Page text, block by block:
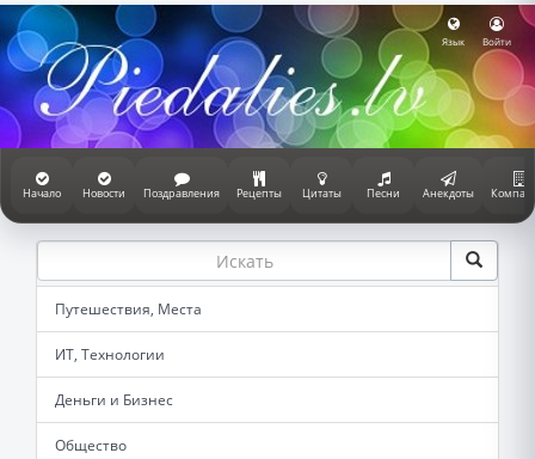
Язык Войти
Начало Новости Поздравления Рецепты Цитаты Песни Анекдоты
Путешествия, Места
ИТ, Технологии
Деньги и Бизнес
Общество